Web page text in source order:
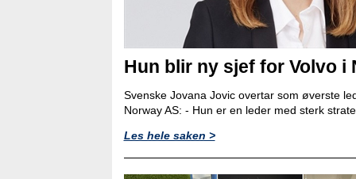
Hun blir ny sjef for Volvo i
Svenske Jovana Jovic overtar som øverste
Norway AS: - Hun er en leder med sterk
Les hele saken >